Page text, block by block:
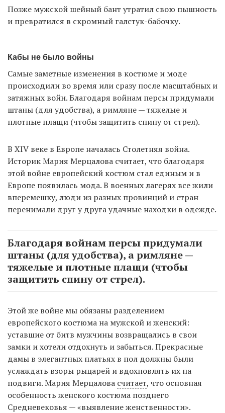
Позже мужской шейный бант утратил свою пышность
и превратился в скромный галстук-бабочку.
Кабы не было войны
Самые заметные изменения в костюме и моде
происходили во время или сразу после масштабных и
затяжных войн. Благодаря войнам персы придумали
штаны (для удобства), а римляне — тяжелые и
плотные плащи (чтобы защитить спину от стрел).
В XIV веке в Европе началась Столетняя война.
Историк Мария Мерцалова считает, что благодаря
этой войне европейский костюм стал единым и в
Европе появилась мода. В военных лагерях все жили
вперемешку, люди из разных провинций и стран
перенимали друг у друга удачные находки в одежде.
Благодаря войнам персы придумали
штаны (для удобства), а римляне —
тяжелые и плотные плащи (чтобы
защитить спину от стрел).
Этой же войне мы обязаны разделением
европейского костюма на мужской и женский:
уставшие от битв мужчины возвращались в свои
замки и хотели отдохнуть и забыться. Прекрасные
дамы в элегантных платьях в пол должны были
услаждать взоры рыцарей и вдохновлять их на
подвиги. Мария Мерцалова считает, что основная
особенность женского костюма позднего
Средневековья — «выявление женственности».